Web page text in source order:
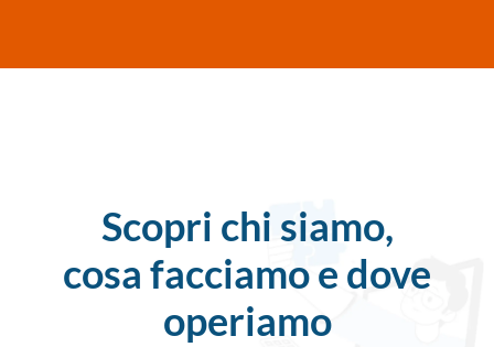
Scopri chi siamo,
cosa facciamo e dove
operiamo